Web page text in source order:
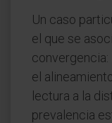
Un caso
el que se
el
lectura a la
prevalencia